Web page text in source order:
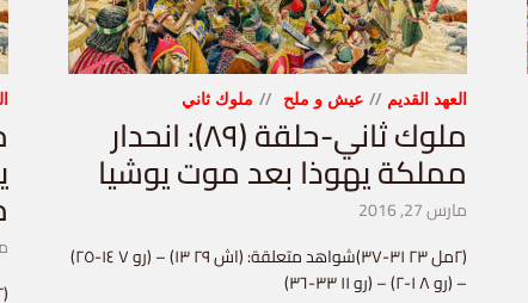
العهد القديم عيش و ملح ملوك ثاني
ملوك ثاني-حلقة (٨٩): انحدار
مملكة يهوذا بعد موت يوشيا
مارس 27, 2016
(٢مل ٢٣ ٣١-٣٧)شواهد متعلقة: (اش ٢٩ ١٣) – (رو ٧ ١٤-٢٥)
– (رو ٨ ١-٢) – (رو ١١ ٣٣-٣٦)